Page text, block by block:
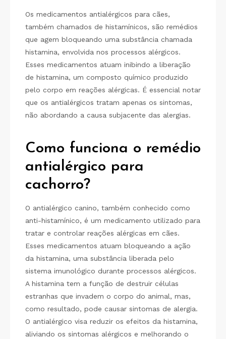
Os medicamentos antialérgicos para cães,
também chamados de histamínicos, são remédios
que agem bloqueando uma substância chamada
histamina, envolvida nos processos alérgicos.
Esses medicamentos atuam inibindo a liberação
de histamina, um composto químico produzido
pelo corpo em reações alérgicas. É essencial notar
que os antialérgicos tratam apenas os sintomas,
não abordando a causa subjacente das alergias.
Como funciona o remédio
antialérgico para
cachorro?
O antialérgico canino, também conhecido como
anti-histamínico, é um medicamento utilizado para
tratar e controlar reações alérgicas em cães.
Esses medicamentos atuam bloqueando a ação
da histamina, uma substância liberada pelo
sistema imunológico durante processos alérgicos.
A histamina tem a função de destruir células
estranhas que invadem o corpo do animal, mas,
como resultado, pode causar sintomas de alergia.
O antialérgico visa reduzir os efeitos da histamina,
aliviando os sintomas alérgicos e melhorando o